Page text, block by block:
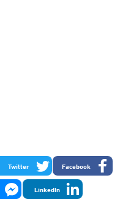
Facebook
Twitter
LinkedIn